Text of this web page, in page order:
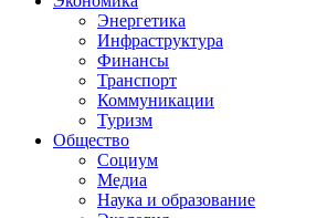
Энергетика
Инфраструктура
Финансы
Транспорт
Коммуникации
Туризм
Общество
Социум
Медиа
Наука и образование